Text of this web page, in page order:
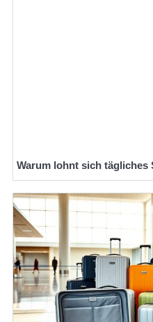
Warum lohnt sich tägliches